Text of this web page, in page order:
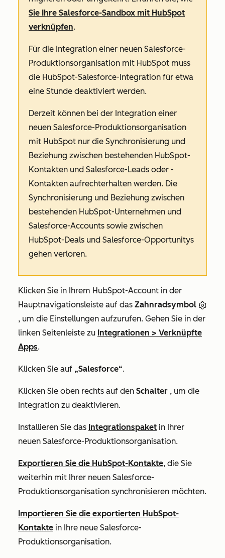
Sie Ihre Salesforce-Sandbox mit HubSpot
verknüpfen.
Für die Integration einer neuen Salesforce-
Produktionsorganisation mit HubSpot muss
die HubSpot-Salesforce-Integration für etwa
eine Stunde deaktiviert werden.
Derzeit können bei der Integration einer
neuen Salesforce-Produktionsorganisation
mit HubSpot nur die Synchronisierung und
Beziehung zwischen bestehenden HubSpot-
Kontakten und Salesforce-Leads oder -
Kontakten aufrechterhalten werden. Die
Synchronisierung und Beziehung zwischen
bestehenden HubSpot-Unternehmen und
Salesforce-Accounts sowie zwischen
HubSpot-Deals und Salesforce-Opportunitys
gehen verloren.
Klicken Sie in Ihrem HubSpot-Account in der
Hauptnavigationsleiste auf das Zahnradsymbol
, um die Einstellungen aufzurufen. Gehen Sie in der
linken Seitenleiste zu Integrationen > Verknüpfte
Apps.
Klicken Sie auf „Salesforce“.
Klicken Sie oben rechts auf den Schalter , um die
Integration zu deaktivieren.
Installieren Sie das Integrationspaket in Ihrer
neuen Salesforce-Produktionsorganisation.
Exportieren Sie die HubSpot-Kontakte, die Sie
weiterhin mit Ihrer neuen Salesforce-
Produktionsorganisation synchronisieren möchten.
Importieren Sie die exportierten HubSpot-
Kontakte in Ihre neue Salesforce-
Produktionsorganisation.